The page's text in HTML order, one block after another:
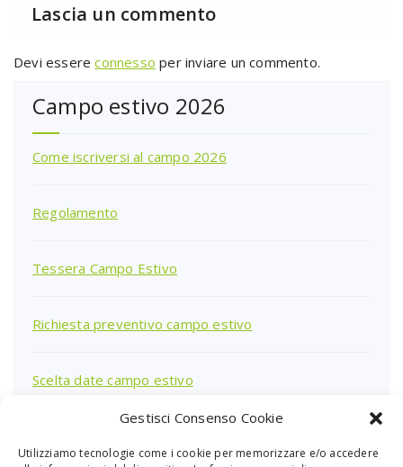
Gestisci Consenso Cookie
Utilizziamo tecnologie come i cookie per memorizzare e/o accedere
Lascia un commento
Devi essereconnesso per inviare un commento.
Campo estivo 2026
Come iscriversi al campo 2026
Regolamento
Tessera Campo Estivo
Richiesta preventivo campo estivo
Scelta date campo estivo
Ricerca